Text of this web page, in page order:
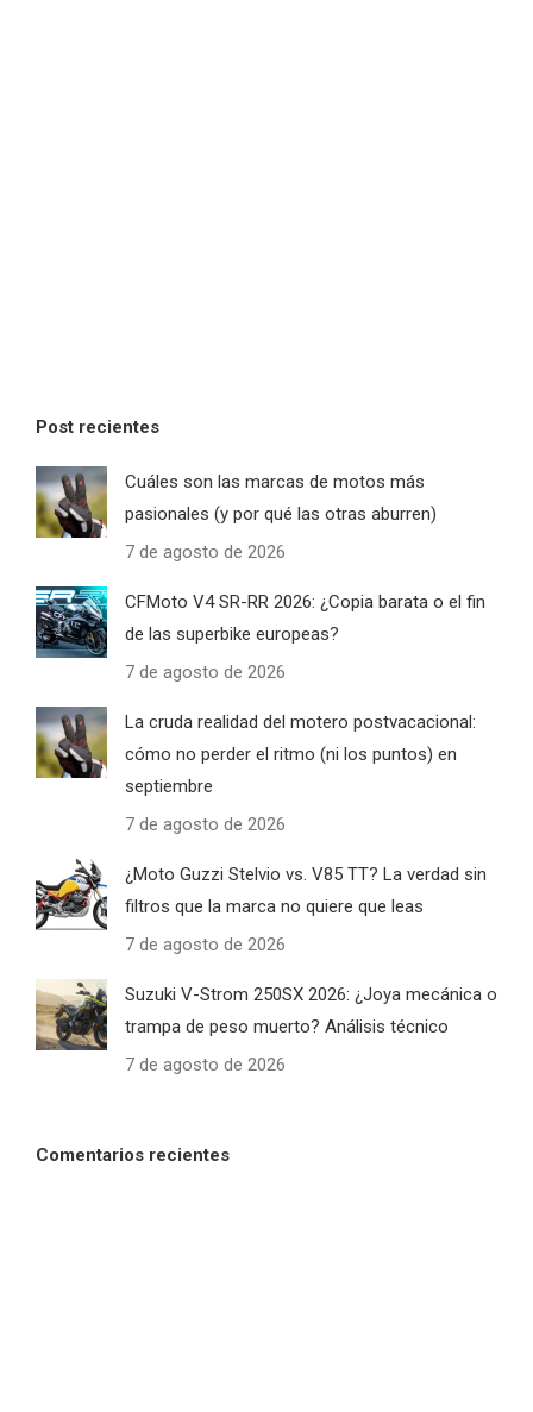
Post recientes
Cuáles son las marcas de motos más
pasionales (y por qué las otras aburren)
7 de agosto de 2026
CFMoto V4 SR-RR 2026: ¿Copia barata o el fin
de las superbike europeas?
7 de agosto de 2026
La cruda realidad del motero postvacacional:
cómo no perder el ritmo (ni los puntos) en
septiembre
7 de agosto de 2026
¿Moto Guzzi Stelvio vs. V85 TT? La verdad sin
filtros que la marca no quiere que leas
7 de agosto de 2026
Suzuki V-Strom 250SX 2026: ¿Joya mecánica o
trampa de peso muerto? Análisis técnico
7 de agosto de 2026
Comentarios recientes